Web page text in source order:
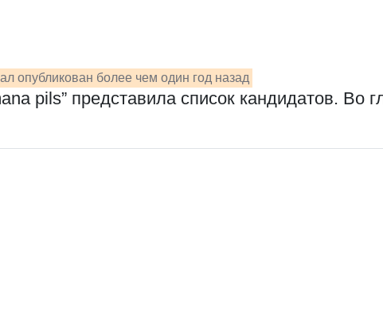
опубликован более чем один год назад
pils” представила список кандидатов. Во